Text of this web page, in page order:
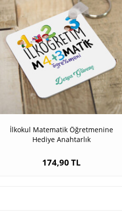
İlkokul Matematik Öğretmenine
Hediye Anahtarlık
174,90 TL